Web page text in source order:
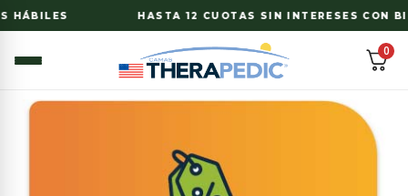
HASTA 12 CUOTAS SIN INTERESES CON BI Y
0